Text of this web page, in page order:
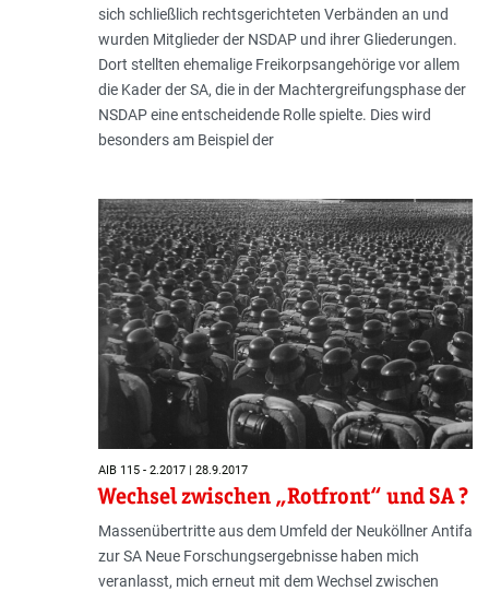
sich schließlich rechtsgerichteten Verbänden an und
wurden Mitglieder der NSDAP und ihrer Gliederungen.
Dort stellten ehemalige Freikorpsangehörige vor allem
die Kader der SA, die in der Machtergreifungsphase der
NSDAP eine entscheidende Rolle spielte. Dies wird
besonders am Beispiel der
AIB 115 - 2.2017 | 28.9.2017
Wechsel zwischen „Rotfront“ und SA ?
Massenübertritte aus dem Umfeld der Neuköllner Antifa
zur SA Neue Forschungsergebnisse haben mich
veranlasst, mich erneut mit dem Wechsel zwischen